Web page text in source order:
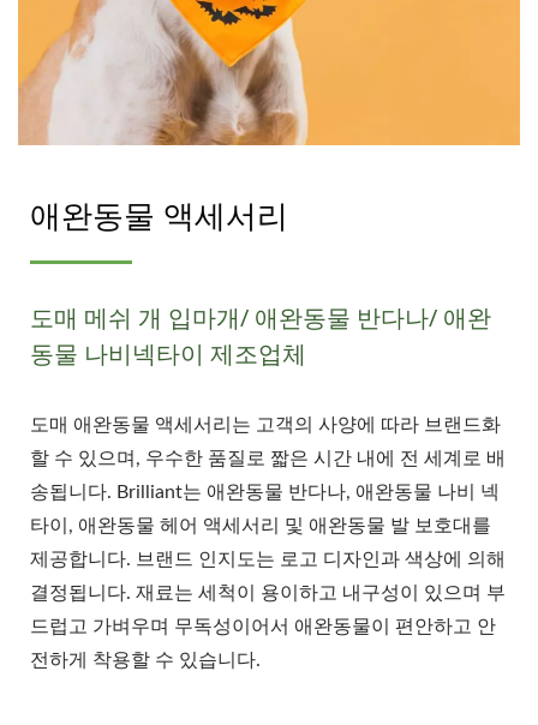
애완동물 액세서리
도매 메쉬 개 입마개/ 애완동물 반다나/ 애완
동물 나비넥타이 제조업체
도매 애완동물 액세서리는 고객의 사양에 따라 브랜드화
할 수 있으며, 우수한 품질로 짧은 시간 내에 전 세계로 배
송됩니다. Brilliant는 애완동물 반다나, 애완동물 나비 넥
타이, 애완동물 헤어 액세서리 및 애완동물 발 보호대를
제공합니다. 브랜드 인지도는 로고 디자인과 색상에 의해
결정됩니다. 재료는 세척이 용이하고 내구성이 있으며 부
드럽고 가벼우며 무독성이어서 애완동물이 편안하고 안
전하게 착용할 수 있습니다.